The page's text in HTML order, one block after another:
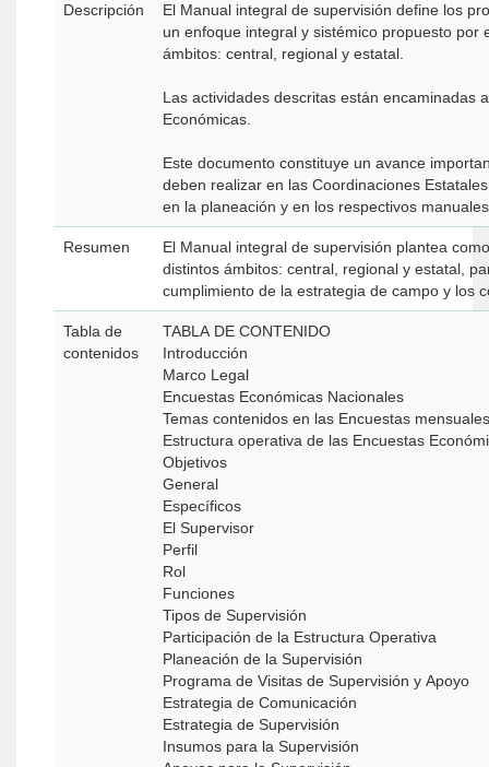
Descripción
El Manual integral de supervisión define los
un enfoque integral y sistémico propuesto por
ámbitos: central, regional y estatal.
Las actividades descritas están encaminadas
Económicas.
Este documento constituye un avance
deben realizar en las Coordinaciones
en la planeación y en los respectivos
Resumen
El Manual integral de supervisión plantea
distintos ámbitos: central, regional y estatal,
cumplimiento de la estrategia de campo y los
Tabla de
contenidos
TABLA DE CONTENIDO
Introducción
Marco Legal
Encuestas Económicas Nacionales
Temas contenidos en las Encuestas
Estructura operativa de las Encuestas
Objetivos
General
Específicos
El Supervisor
Perfil
Rol
Funciones
Tipos de Supervisión
Participación de la Estructura Operativa
Planeación de la Supervisión
Programa de Visitas de Supervisión y Apoyo
Estrategia de Comunicación
Estrategia de Supervisión
Insumos para la Supervisión